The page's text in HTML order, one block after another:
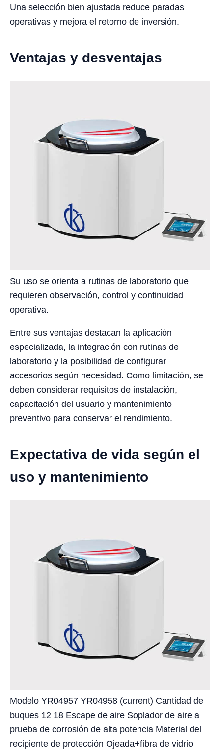
Una selección bien ajustada reduce paradas
operativas y mejora el retorno de inversión.
Ventajas y desventajas
Su uso se orienta a rutinas de laboratorio que
requieren observación, control y continuidad
operativa.
Entre sus ventajas destacan la aplicación
especializada, la integración con rutinas de
laboratorio y la posibilidad de configurar
accesorios según necesidad. Como limitación, se
deben considerar requisitos de instalación,
capacitación del usuario y mantenimiento
preventivo para conservar el rendimiento.
Expectativa de vida según el
uso y mantenimiento
Modelo YR04957 YR04958 (current) Cantidad de
buques 12 18 Escape de aire Soplador de aire a
prueba de corrosión de alta potencia Material del
recipiente de protección Ojeada+fibra de vidrio